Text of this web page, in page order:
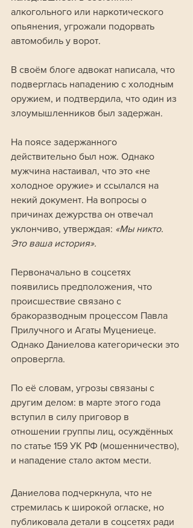
алкогольного или наркотического
опьянения, угрожали подорвать
автомобиль у ворот.
В своём блоге адвокат написала, что
подверглась нападению с холодным
оружием, и подтвердила, что один из
злоумышленников был задержан.
На поясе задержанного
действительно был нож. Однако
мужчина настаивал, что это «не
холодное оружие» и ссылался на
некий документ. На вопросы о
причинах дежурства он отвечал
уклончиво, утверждая: «Мы никто.
Это ваша история».
Первоначально в соцсетях
появились предположения, что
происшествие связано с
бракоразводным процессом Павла
Прилучного и Агаты Муцениеце.
Однако Даниелова категорически это
опровергла.
По её словам, угрозы связаны с
другим делом: в марте этого года
вступил в силу приговор в
отношении группы лиц, осуждённых
по статье 159 УК РФ (мошенничество),
и нападение стало актом мести.
Даниелова подчеркнула, что не
стремилась к широкой огласке, но
публиковала детали в соцсетях ради